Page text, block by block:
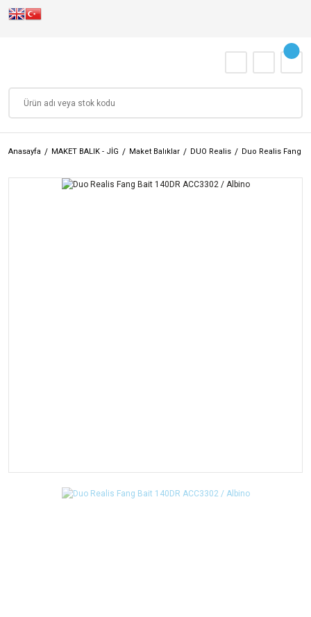
Anasayfa MAKET BALIK - JİG Maket Balıklar DUO Realis Duo Realis Fang